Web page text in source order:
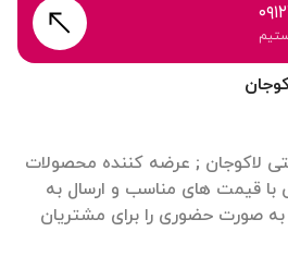
لاکوجان ; عرضه کننده محصولات
با قیمت های مناسب و ارسال به
به صورت حضوری را برای مشتریان